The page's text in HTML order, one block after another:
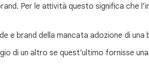
Per le attività questo significa che
e brand della mancata adozione di una
di un altro se quest’ultimo fornisse